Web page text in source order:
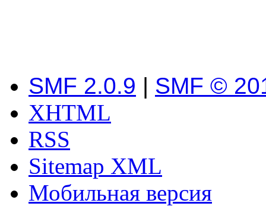
SMF 2.0.9 | SMF ©
XHTML
RSS
Sitemap XML
Мобильная версия